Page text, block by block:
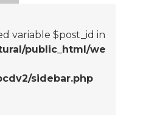
variable $post_id in
public_html/we
sidebar.php